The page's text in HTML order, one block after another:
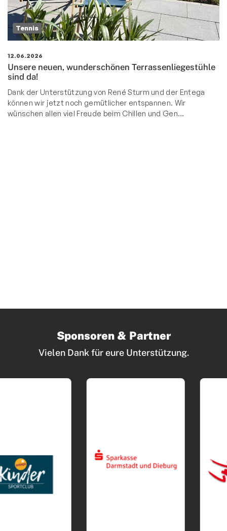
Tennis
12.06.2026
Unsere neuen, wunderschönen Terrassenliegestühle
sind da!
Dank der Unterstützung von René Sturm und der Entega
können wir jetzt noch gemütlicher entspannen. Wir
wünschen allen viel Freude beim Chillen und Gen…
Sponsoren & Partner
Vielen Dank für eure Unterstützung.